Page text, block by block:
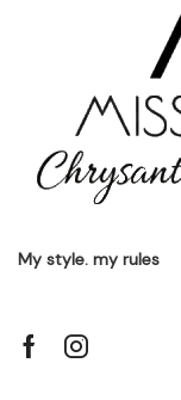
My style. my rules